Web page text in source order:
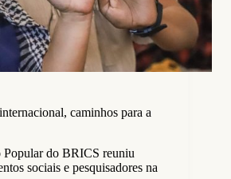
caminhos para a
Popular do BRICS reuniu
sociais e pesquisadores na